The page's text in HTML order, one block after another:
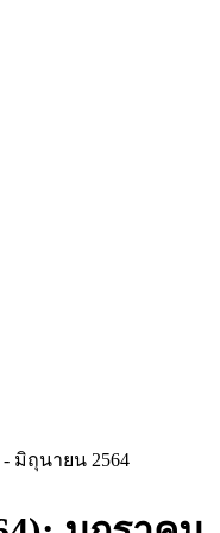
มิถุนายน 2564